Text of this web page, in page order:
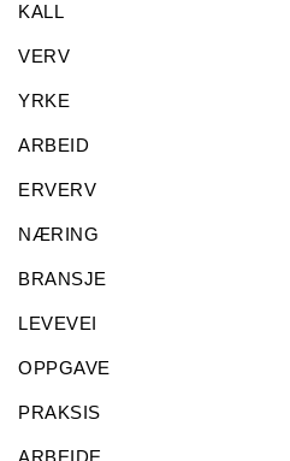
KALL
VERV
YRKE
ARBEID
ERVERV
NÆRING
BRANSJE
LEVEVEI
OPPGAVE
PRAKSIS
ARBEIDE